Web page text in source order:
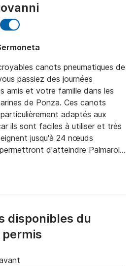
canots pneumatiques de
passiez des journées
amis et votre famille dans les
de Ponza. Ces canots
adaptés aux
ils sont faciles à utiliser et très
jusqu'à 24 nœuds
d'atteindre Palmarola
des oreillers sur lesquels
d'une douche, d'un congélateur,
à bord après la baignade
pneumatiques ont un
donc aucun permis de bateau
nous pouvons
euros).
disponibles du